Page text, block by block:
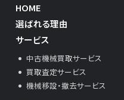
HOME
選ばれる理由
サービス
中古機械買取サービス
買取査定サービス
機械移設・撤去サービス